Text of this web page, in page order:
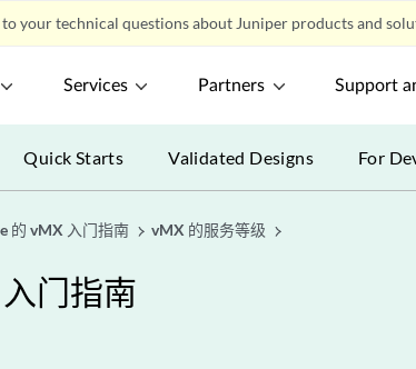
your technical questions about Juniper products and
Services Partners Support
Quick Starts Validated Designs For
的 vMX 入门指南 vMX 的服务等级
门指南